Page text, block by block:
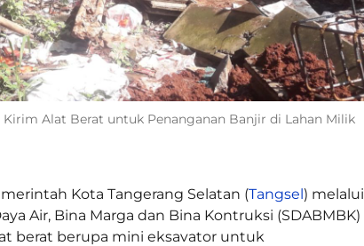
Alat Berat untuk Penanganan Banjir di Lahan Milik
Kota Tangerang Selatan (Tangsel) melalui
Air, Bina Marga dan Bina Kontruksi (SDABMBK)
berat berupa mini eksavator untuk